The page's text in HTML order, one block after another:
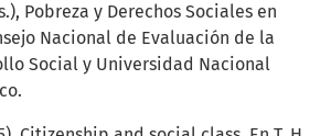
Pobreza y Derechos Sociales en
Nacional de Evaluación de la
Social y Universidad Nacional